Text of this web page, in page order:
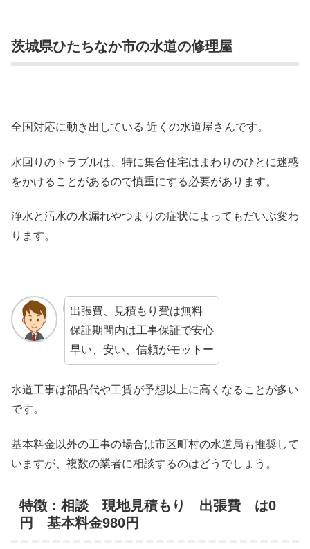
茨城県ひたちなか市の水道の修理屋
全国対応に動き出している 近くの水道屋さんです。
水回りのトラブルは、特に集合住宅はまわりのひとに迷惑
をかけることがあるので慎重にする必要があります。
浄水と汚水の水漏れやつまりの症状によってもだいぶ変わ
ります。
出張費、見積もり費は無料
保証期間内は工事保証で安心
早い、安い、信頼がモットー
水道工事は部品代や工賃が予想以上に高くなることが多い
です。
基本料金以外の工事の場合は市区町村の水道局も推奨して
いますが、複数の業者に相談するのはどうでしょう。
特徴：相談 現地見積もり 出張費 は0
円 基本料金980円